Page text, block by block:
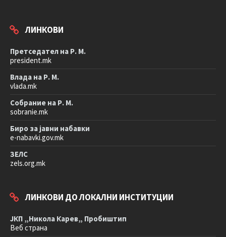
ЛИНКОВИ
Претседател на Р. М.
president.mk
Влада на Р. М.
vlada.mk
Собрание на Р. М.
sobranie.mk
Биро за јавни набавки
e-nabavki.gov.mk
ЗЕЛС
zels.org.mk
ЛИНКОВИ ДО ЛОКАЛНИ ИНСТИТУЦИИ
ЈКП „Никола Карев„ Пробиштип
Веб страна